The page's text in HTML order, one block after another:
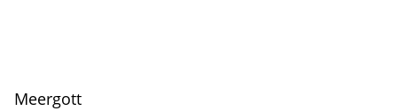
Meergott